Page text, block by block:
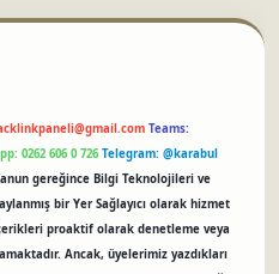
Teams:
0262 606 0 726 Telegram: @karabul
gereğince Bilgi Teknolojileri ve
bir Yer Sağlayıcı olarak hizmet
proaktif olarak denetleme veya
Ancak, üyelerimiz yazdıkları